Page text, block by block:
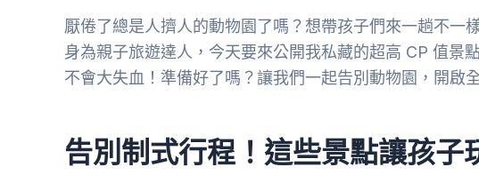
厭倦了總是人擠人的動物園了嗎？想帶孩子們來一趟不一
身為親子旅遊達人，今天要來公開我私藏的超高 CP 值景
不會大失血！準備好了嗎？讓我們一起告別動物園，開啟
告別制式行程！這些景點讓孩子